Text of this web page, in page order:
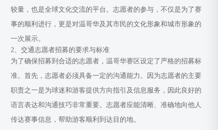
较量，也是全球文化交流的平台。志愿者的参与，不仅是为了赛
事的顺利进行，更是对温哥华及其市民的文化形象和城市形象的
一次展示。
2、交通志愿者招募的要求与标准
为了确保招募到合适的志愿者，温哥华赛区设定了严格的招募标
准。首先，志愿者必须具备一定的沟通能力。因为志愿者的主要
职责之一是为球迷和游客提供方向指引及信息服务，因此良好的
语言表达和沟通技巧非常重要。志愿者应能清晰、准确地向他人
传达赛事信息，帮助游客顺利到达目的地。